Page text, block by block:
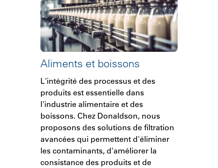
Aliments et boissons
L'intégrité des processus et des
produits est essentielle dans
l'industrie alimentaire et des
boissons. Chez Donaldson, nous
proposons des solutions de filtration
avancées qui permettent d'éliminer
les contaminants, d'améliorer la
consistance des produits et de